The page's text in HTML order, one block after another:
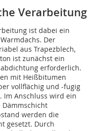
Verarbeitung
ist dabei ein
Der
aus Trapezblech,
ist zunächst ein
erforderlich.
mit Heißbitumen
vollflächig und -fugig
Im Anschluss wird ein
werden die
gesetzt. Durch